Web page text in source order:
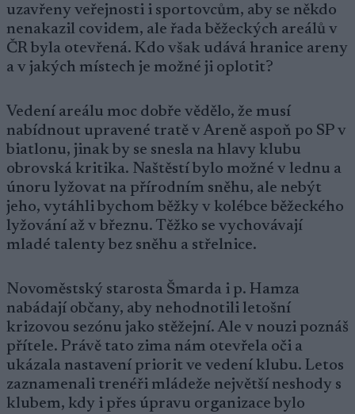
uzavřeny veřejnosti i sportovcům, aby se někdo
nenakazil covidem, ale řada běžeckých areálů v
ČR byla otevřená. Kdo však udává hranice areny
a v jakých místech je možné ji oplotit?
Vedení areálu moc dobře vědělo, že musí
nabídnout upravené tratě v Areně aspoň po SP v
biatlonu, jinak by se snesla na hlavy klubu
obrovská kritika. Naštěstí bylo možné v lednu a
únoru lyžovat na přírodním sněhu, ale nebýt
jeho, vytáhli bychom běžky v kolébce běžeckého
lyžování až v březnu. Těžko se vychovávají
mladé talenty bez sněhu a střelnice.
Novoměstský starosta Šmarda i p. Hamza
nabádají občany, aby nehodnotili letošní
krizovou sezónu jako stěžejní. Ale v nouzi poznáš
přítele. Právě tato zima nám otevřela oči a
ukázala nastavení priorit ve vedení klubu. Letos
zaznamenali trenéři mládeže největší neshody s
klubem, kdy i přes úpravu organizace bylo